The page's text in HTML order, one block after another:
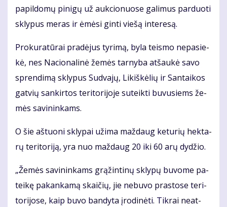
pa­pil­do­mų pi­ni­gų už auk­cio­nuo­se ga­li­mus par­duo­ti
skly­pus me­ras ir ėmė­si gin­ti vie­šą in­te­re­są.
Pro­ku­ra­tū­rai pra­dė­jus ty­ri­mą, by­la teis­mo ne­pa­sie­
kė, nes Na­cio­na­li­nė že­mės tar­ny­ba at­šau­kė sa­vo
spren­di­mą skly­pus Su­dva­jų, Li­kiš­kė­lių ir San­tai­kos
gat­vių san­kir­tos te­ri­to­ri­jo­je su­teik­ti bu­vu­siems že­
mės sa­vi­nin­kams.
O šie aš­tuo­ni skly­pai už­ima maž­daug ke­tu­rių hek­ta­
rų te­ri­to­ri­ją, yra nuo maž­daug 20 iki 60 arų dy­džio.
„Že­mės sa­vi­nin­kams grą­žin­ti­nų skly­pų bu­vo­me pa­
tei­kę pa­kan­ka­mą skai­čių, jie ne­bu­vo pra­sto­se te­ri­
to­ri­jo­se, kaip bu­vo ban­dy­ta įro­di­nė­ti. Tik­rai ne­at­